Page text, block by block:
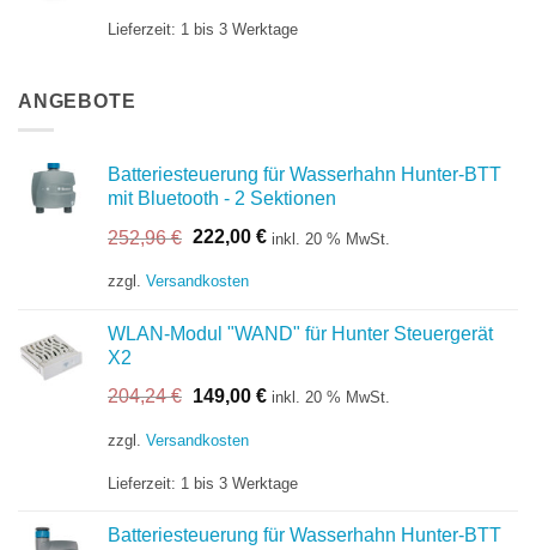
Lieferzeit: 1 bis 3 Werktage
ANGEBOTE
Batteriesteuerung für Wasserhahn Hunter-BTT
mit Bluetooth - 2 Sektionen
252,96€ Ursprünglicher
war:
222,00 €Aktueller
inkl. 20 % MwSt.
zzgl. Versandkosten
WLAN-Modul "WAND" für Hunter Steuergerät
X2
204,24€ Ursprünglicher
war:
149,00 €Aktueller
inkl. 20 % MwSt.
zzgl. Versandkosten
Lieferzeit: 1 bis 3 Werktage
Batteriesteuerung für Wasserhahn Hunter-BTT